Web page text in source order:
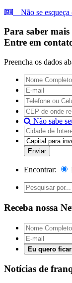
Não se esqueça
Para saber mais
Entre em
Preencha os dados
Não sabe
Encontrar:
Receba nossa
Eu quero
Notícias de